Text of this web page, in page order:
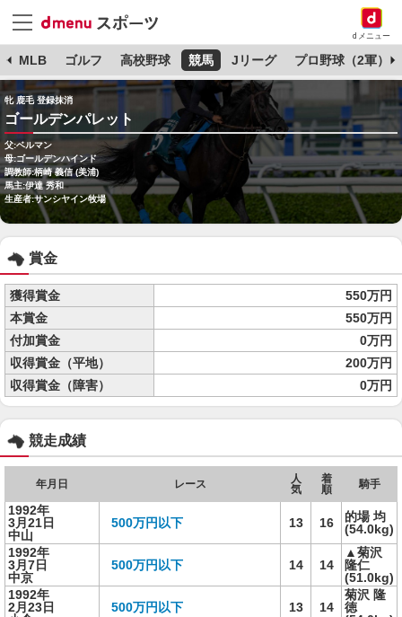
dメニュー
MLB ゴルフ 高校野球 競馬 Jリーグ プロ野球（2軍）
牝 鹿毛 登録抹消
ゴールデンパレット
父:ベルマン
母:ゴールデンハインド
調教師:柄崎 義信 (美浦)
馬主:伊達 秀和
生産者:サンシヤイン牧場
賞金
獲得賞金
550万円
本賞金
550万円
付加賞金
0万円
収得賞金（平地）
200万円
収得賞金（障害）
0万円
競走成績
年月日 レース
人
気
着
順
騎手
1992年
3月21日
中山
500万円以下 13 16
的場 均
(54.0kg)
1992年
3月7日
中京
500万円以下 14 14
▲菊沢
隆仁
(51.0kg)
1992年
2月23日
500万円以下 13 14
菊沢 隆
徳